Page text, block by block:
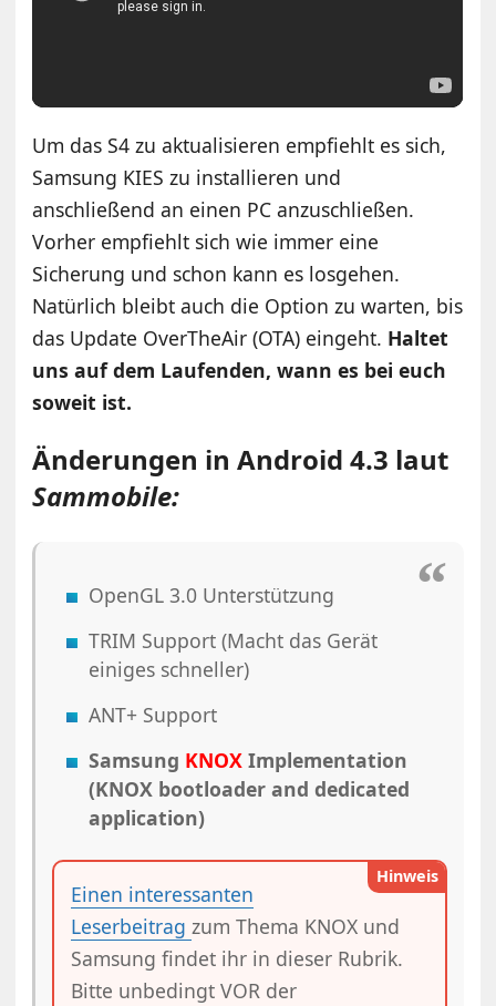
Um das S4 zu aktualisieren empfiehlt es sich,
Samsung KIES zu installieren und
anschließend an einen PC anzuschließen.
Vorher empfiehlt sich wie immer eine
Sicherung und schon kann es losgehen.
Natürlich bleibt auch die Option zu warten, bis
das Update OverTheAir (OTA) eingeht. Haltet
uns auf dem Laufenden, wann es bei euch
soweit ist.
Änderungen in Android 4.3 laut
Sammobile:
OpenGL 3.0 Unterstützung
TRIM Support (Macht das Gerät
einiges schneller)
ANT+ Support
Samsung KNOXImplementation
(KNOX bootloader and dedicated
application)
Hinweis
Einen interessanten
Leserbeitragzum Thema KNOX und
Samsung findet ihr in dieser Rubrik.
Bitte unbedingt VOR der